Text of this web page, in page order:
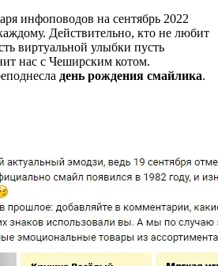
инфоповодов на сентябрь 2022
Действительно, кто не любит
виртуальной улыбки пусть
нас с Чеширским котом.
день рождения смайлика.